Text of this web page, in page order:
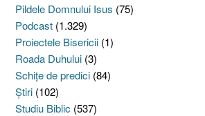
Pildele Domnului Isus (75)
Podcast (1.329)
Proiectele Bisericii (1)
Roada Duhului (3)
Schiţe de predici (84)
Ştiri (102)
Studiu Biblic (537)